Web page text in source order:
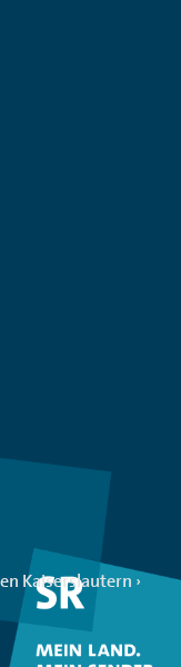
Kaiserslautern